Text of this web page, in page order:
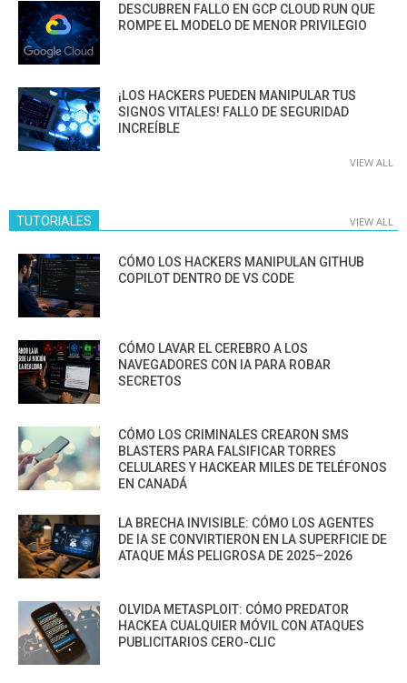
DESCUBREN FALLO EN GCP CLOUD RUN QUE
ROMPE EL MODELO DE MENOR PRIVILEGIO
¡LOS HACKERS PUEDEN MANIPULAR TUS
SIGNOS VITALES! FALLO DE SEGURIDAD
INCREÍBLE
VIEW ALL
TUTORIALES VIEW ALL
CÓMO LOS HACKERS MANIPULAN GITHUB
COPILOT DENTRO DE VS CODE
CÓMO LAVAR EL CEREBRO A LOS
NAVEGADORES CON IA PARA ROBAR
SECRETOS
CÓMO LOS CRIMINALES CREARON SMS
BLASTERS PARA FALSIFICAR TORRES
CELULARES Y HACKEAR MILES DE TELÉFONOS
EN CANADÁ
LA BRECHA INVISIBLE: CÓMO LOS AGENTES
DE IA SE CONVIRTIERON EN LA SUPERFICIE DE
ATAQUE MÁS PELIGROSA DE 2025–2026
OLVIDA METASPLOIT: CÓMO PREDATOR
HACKEA CUALQUIER MÓVIL CON ATAQUES
PUBLICITARIOS CERO-CLIC